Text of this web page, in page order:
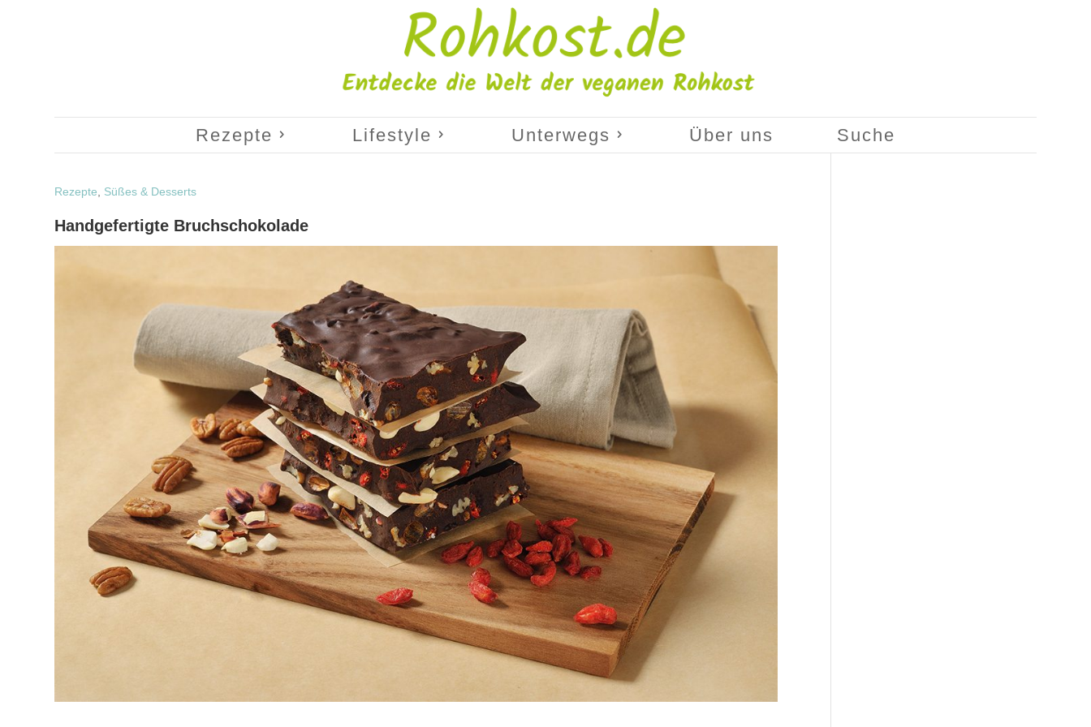
Rezepte Lifestyle Unterwegs Über uns Suche
Rezepte Süßes & Desserts
Handgefertigte Bruchschokolade